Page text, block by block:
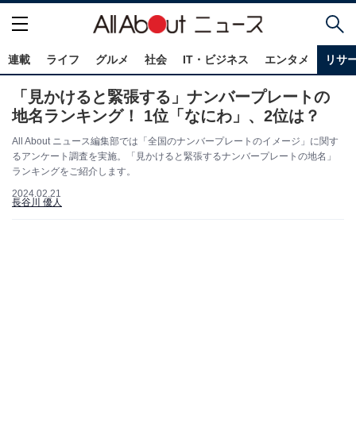
連載 ライフ グルメ 社会 IT・ビジネス エンタメ リサ
「見かけると緊張する」ナンバープレートの
地名ランキング！ 1位「なにわ」、2位は？
All About ニュース編集部では「全国のナンバープレートのイメージ」に関す
るアンケート調査を実施。「見かけると緊張するナンバープレートの地名」
ランキングをご紹介します。
2024.02.21
長谷川 優人